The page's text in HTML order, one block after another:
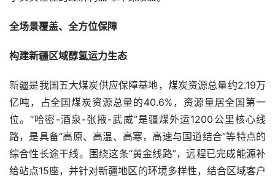
全场景覆盖、全方位保障
构建新疆区域醇氢运力生态
新疆是我国五大煤炭供应保障基地，煤炭资源总量约2.19万
亿吨，占全国煤炭资源总量的40.6%，资源量居全国第一
位。“哈密-酒泉-张掖-武威”是疆煤外运1200公里核心线
路，是具备“高原、高温、高寒，高速与国道结合”等特点的
综合性长途干线。围绕这条“黄金线路”，远程已完成能源补
给站点15座，并针对新疆地区的环境多样性，结合区域客户